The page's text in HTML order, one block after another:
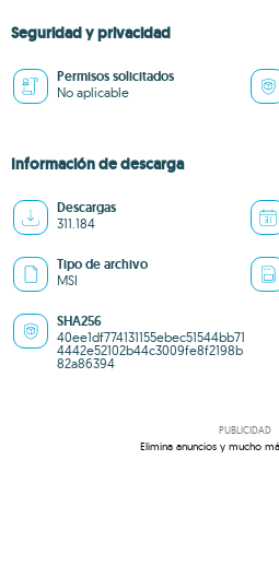
Seguridad y privacidad
Permisos solicitados
No aplicable
Información de descarga
Descargas
311.184
Tipo de archivo
MSI
SHA256
40ee1df774131155ebec51544bb71
4442e52102b44c3009fe8f2198b
82a86394
PUBLICIDAD
Elimina anuncios y mucho